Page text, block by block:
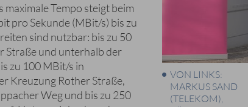
VON LINKS:
MARKUS SAND
(TELEKOM),
Tempo steigt beim
pro Sekunde (MBit/s) bis zu
sind nutzbar: bis zu 50
Straße und unterhalb der
zu 100 MBit/s in
Kreuzung Rother Straße,
Weg und bis zu 250